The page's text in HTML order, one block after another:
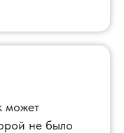
может
не было